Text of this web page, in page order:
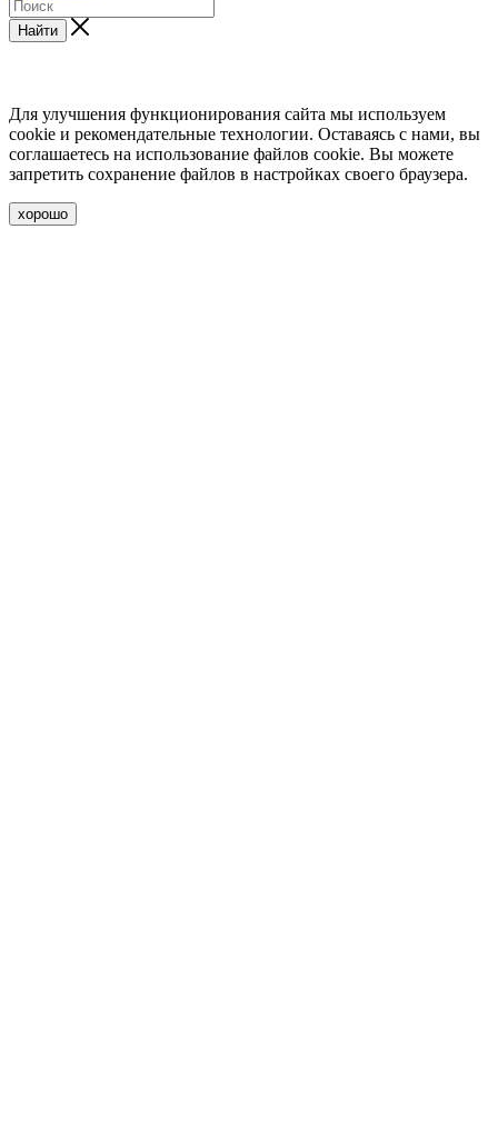
Найти
Для улучшения функционирования сайта мы используем
cookie и рекомендательные технологии. Оставаясь с нами, вы
соглашаетесь на использование файлов cookie. Вы можете
запретить сохранение файлов в настройках своего браузера.
хорошо